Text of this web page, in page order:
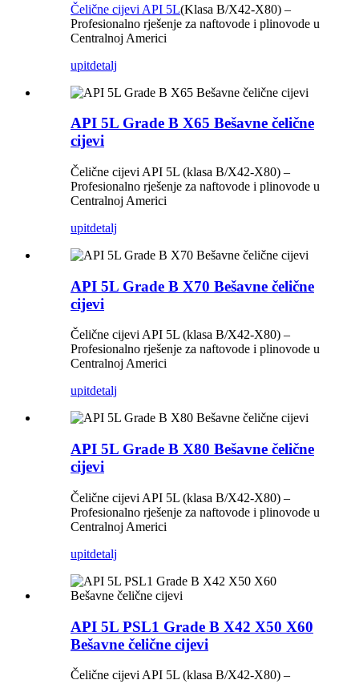
Čelične cijevi API 5L(Klasa B/X42-X80) –
Profesionalno rješenje za naftovode i plinovode u
Centralnoj Americi
upitdetalj
API 5L Grade B X65 Bešavne čelične
cijevi
Čelične cijevi API 5L (klasa B/X42-X80) –
Profesionalno rješenje za naftovode i plinovode u
Centralnoj Americi
upitdetalj
API 5L Grade B X70 Bešavne čelične
cijevi
Čelične cijevi API 5L (klasa B/X42-X80) –
Profesionalno rješenje za naftovode i plinovode u
Centralnoj Americi
upitdetalj
API 5L Grade B X80 Bešavne čelične
cijevi
Čelične cijevi API 5L (klasa B/X42-X80) –
Profesionalno rješenje za naftovode i plinovode u
Centralnoj Americi
upitdetalj
API 5L PSL1 Grade B X42 X50 X60
Bešavne čelične cijevi
Čelične cijevi API 5L (klasa B/X42-X80) –